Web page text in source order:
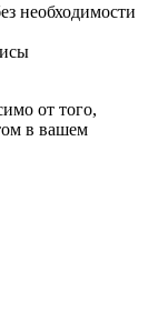
необходимости
от того,
в вашем